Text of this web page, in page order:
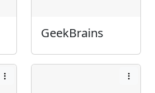
GeekBrains